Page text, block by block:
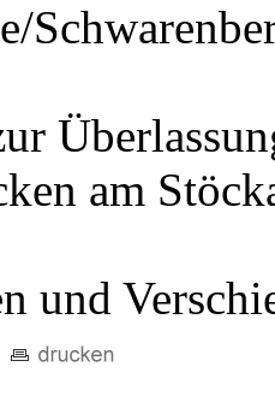
am
und